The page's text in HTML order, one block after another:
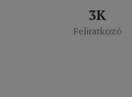
3K
Feliratkozó